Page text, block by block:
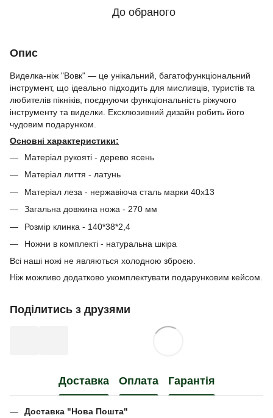
До обраного
Опис
Виделка-ніж "Вовк" — це унікальний, багатофункціональний
інструмент, що ідеально підходить для мисливців, туристів та
любителів пікніків, поєднуючи функціональність ріжучого
інструменту та виделки. Ексклюзивний дизайн робить його
чудовим подарунком.
Основні характеристики:
Матеріал рукояті - дерево ясень
Матеріал лиття - латунь
Матеріал леза - нержавіюча сталь марки 40х13
Загальна довжина ножа - 270 мм
Розмір клинка - 140*38*2,4
Ножни в комплекті - натуральна шкіра
Всі наші ножі не являються холодною зброєю.
Ніж можливо додатково укомплектувати подарунковим кейсом.
Поділитись з друзями
Доставка Оплата Гарантія
Доставка "Нова Пошта"